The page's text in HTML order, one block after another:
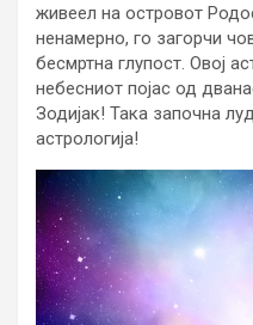
живеел на островот
ненамерно, го загорчи
бесмртна глупост. Овој
небесниот појас од
Зодијак! Така започна
астрологија!